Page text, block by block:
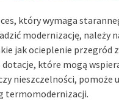
który wymaga
modernizację, należy
jak ocieplenie przegród
które mogą
nieszczelności, pomoże
termomodernizacji.